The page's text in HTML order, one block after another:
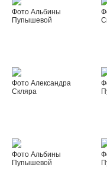
Фото Альбины
Пупышевой
Фото Александра
Скляра
Фото Альбины
Пупышевой